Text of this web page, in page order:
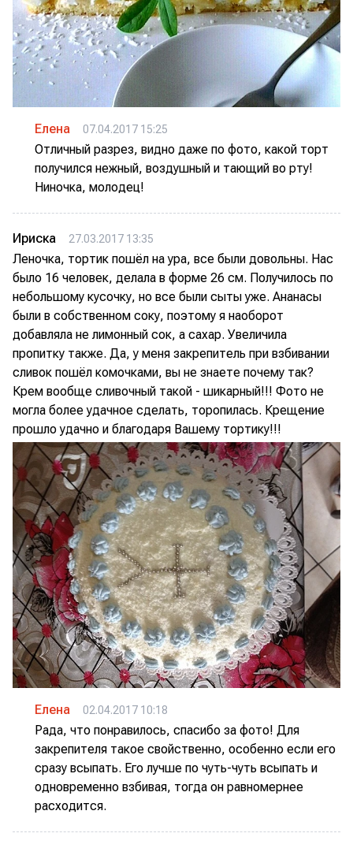
Елена 07.04.2017 15:25
Отличный разрез, видно даже по фото, какой торт
получился нежный, воздушный и тающий во рту!
Ниночка, молодец!
Ириска 27.03.2017 13:35
Леночка, тортик пошёл на ура, все были довольны. Нас
было 16 человек, делала в форме 26 см. Получилось по
небольшому кусочку, но все были сыты уже. Ананасы
были в собственном соку, поэтому я наоборот
добавляла не лимонный сок, а сахар. Увеличила
пропитку также. Да, у меня закрепитель при взбивании
сливок пошёл комочками, вы не знаете почему так?
Крем вообще сливочный такой - шикарный!!! Фото не
могла более удачное сделать, торопилась. Крещение
прошло удачно и благодаря Вашему тортику!!!
Елена 02.04.2017 10:18
Рада, что понравилось, спасибо за фото! Для
закрепителя такое свойственно, особенно если его
сразу всыпать. Его лучше по чуть-чуть всыпать и
одновременно взбивая, тогда он равномернее
расходится.